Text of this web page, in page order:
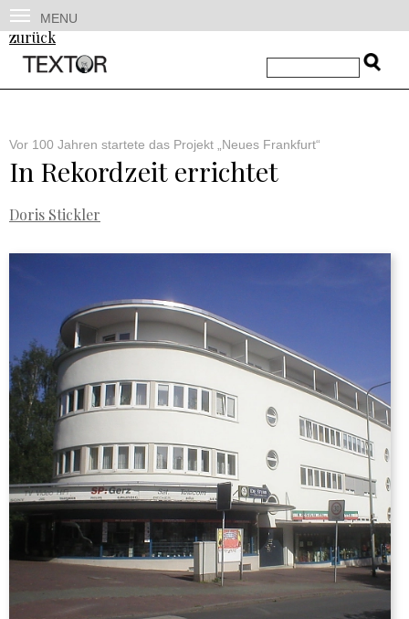
MENU
zurück
Vor 100 Jahren startete das Projekt „Neues Frankfurt“
In Rekordzeit errichtet
Doris Stickler